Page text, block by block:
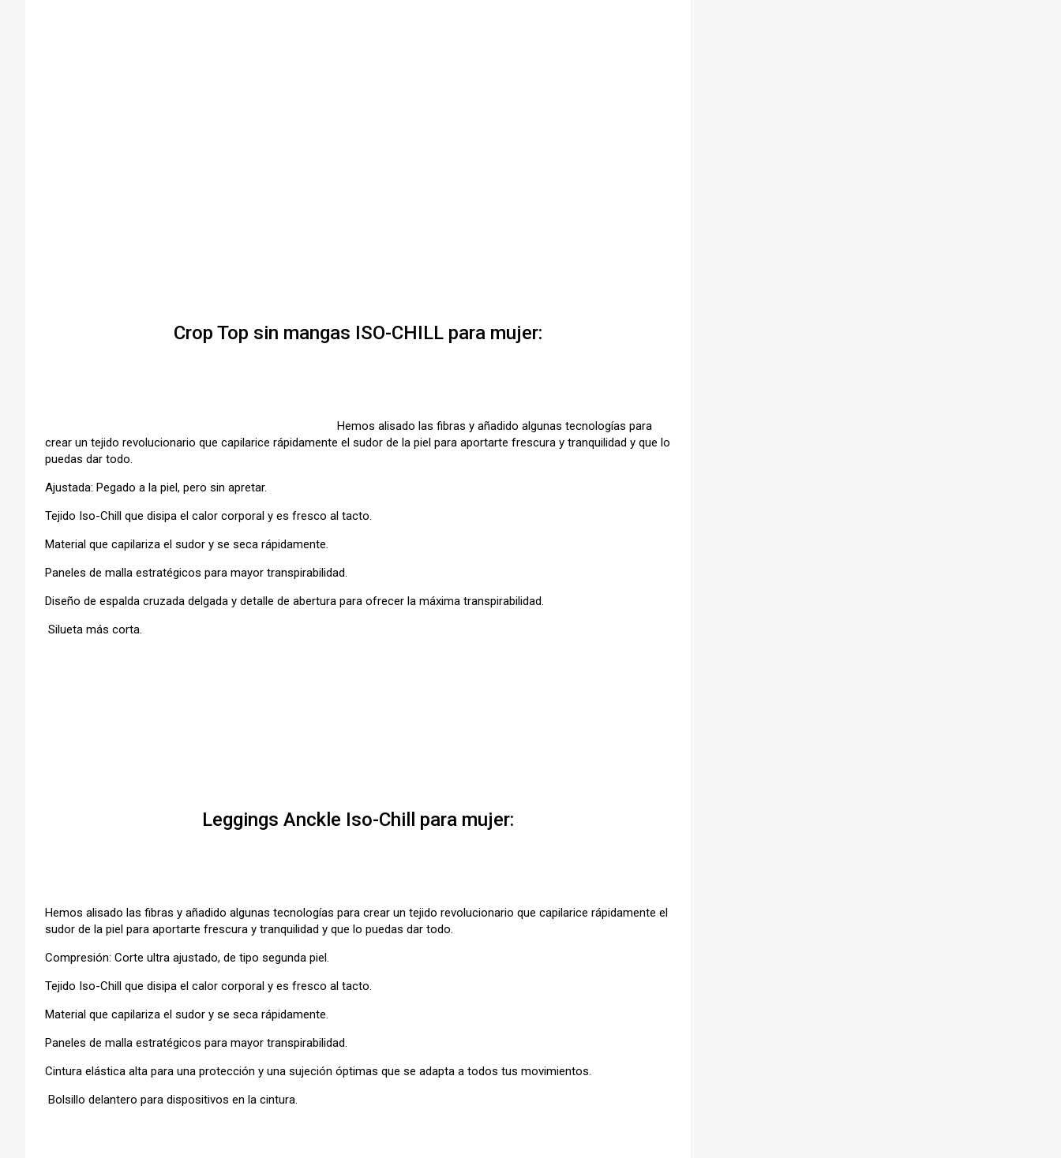
Crop Top sin mangas ISO-CHILL para mujer:
Hemos alisado las fibras y añadido algunas tecnologías para
crear un tejido revolucionario que capilarice rápidamente el sudor de la piel para aportarte frescura y tranquilidad y que lo
puedas dar todo.
Ajustada: Pegado a la piel, pero sin apretar.
Tejido Iso-Chill que disipa el calor corporal y es fresco al tacto.
Material que capilariza el sudor y se seca rápidamente.
Paneles de malla estratégicos para mayor transpirabilidad.
Diseño de espalda cruzada delgada y detalle de abertura para ofrecer la máxima transpirabilidad.
Silueta más corta.
Leggings Anckle Iso-Chill para mujer:
Hemos alisado las fibras y añadido algunas tecnologías para crear un tejido revolucionario que capilarice rápidamente el
sudor de la piel para aportarte frescura y tranquilidad y que lo puedas dar todo.
Compresión: Corte ultra ajustado, de tipo segunda piel.
Tejido Iso-Chill que disipa el calor corporal y es fresco al tacto.
Material que capilariza el sudor y se seca rápidamente.
Paneles de malla estratégicos para mayor transpirabilidad.
Cintura elástica alta para una protección y una sujeción óptimas que se adapta a todos tus movimientos.
Bolsillo delantero para dispositivos en la cintura.